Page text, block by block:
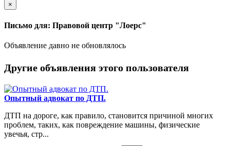
×
Письмо для: Правовой центр "Лоерс"
Объявление давно не обновлялось
Другие объявления этого пользователя
Опытный адвокат по ДТП.
ДТП на дороге, как правило, становится причиной многих
проблем, таких, как повреждение машины, физические
увечья, стр...